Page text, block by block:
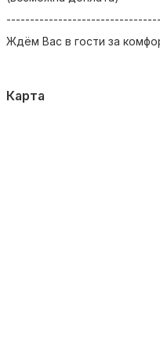
Ждём Вас в гости за
Карта